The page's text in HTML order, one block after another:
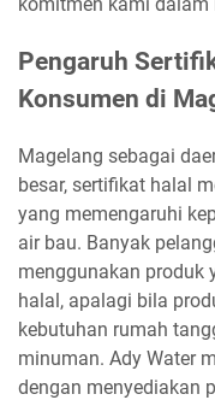
Pengaruh
Konsumen di
Magelang sebagai
besar, sertifikat halal
yang memengaruhi
air bau. Banyak
menggunakan produk
halal, apalagi bila
kebutuhan rumah
minuman. Ady Water
dengan menyediakan